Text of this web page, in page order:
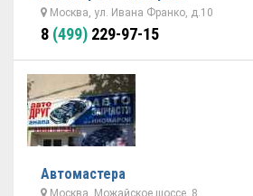
Москва, ул. Ивана Франко, д.10
8 (499) 229-97-15
Автомастера
Москва, Можайское шоссе, 8